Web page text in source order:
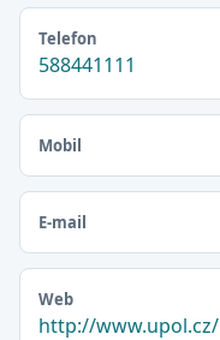
Telefon
588441111
Mobil
E-mail
Web
http://www.upol.cz/